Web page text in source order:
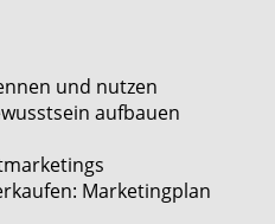
und nutzen
aufbauen
Marketingplan